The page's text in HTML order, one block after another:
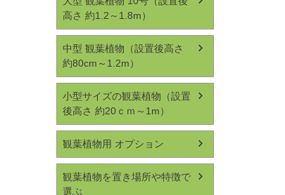
高さ 約1.2～1.8m）
中型 観葉植物（設置後高さ
約80cm～1.2m）
小型サイズの観葉植物（設置
後高さ 約20ｃｍ～1m）
観葉植物用 オプション
観葉植物を置き場所や特徴で
選ぶ